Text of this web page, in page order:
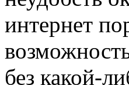
интернет
без какой-